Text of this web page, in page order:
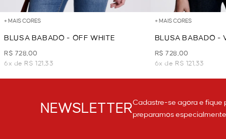
+ MAIS CORES
BLUSA BABADO - OFF WHITE
R$ 728,00
6x de R$ 121,33
+ MAIS CORES
BLUSA BABADO -
R$ 728,00
6x de R$ 121,33
NEWSLETTERCadastre-se agora e fique
preparamos